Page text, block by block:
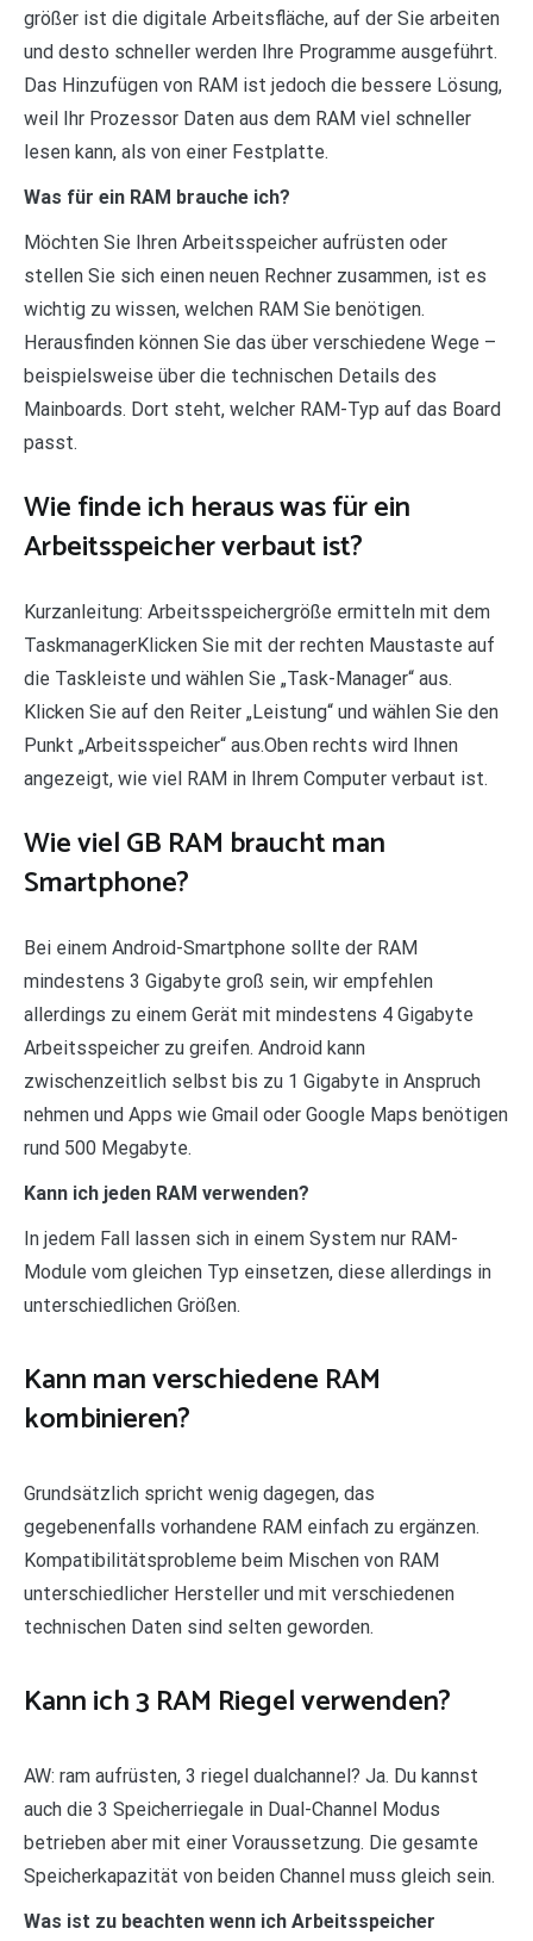
größer ist die digitale Arbeitsfläche, auf der Sie arbeiten
und desto schneller werden Ihre Programme ausgeführt.
Das Hinzufügen von RAM ist jedoch die bessere Lösung,
weil Ihr Prozessor Daten aus dem RAM viel schneller
lesen kann, als von einer Festplatte.
Was für ein RAM brauche ich?
Möchten Sie Ihren Arbeitsspeicher aufrüsten oder
stellen Sie sich einen neuen Rechner zusammen, ist es
wichtig zu wissen, welchen RAM Sie benötigen.
Herausfinden können Sie das über verschiedene Wege –
beispielsweise über die technischen Details des
Mainboards. Dort steht, welcher RAM-Typ auf das Board
passt.
Wie finde ich heraus was für ein
Arbeitsspeicher verbaut ist?
Kurzanleitung: Arbeitsspeichergröße ermitteln mit dem
TaskmanagerKlicken Sie mit der rechten Maustaste auf
die Taskleiste und wählen Sie „Task-Manager“ aus.
Klicken Sie auf den Reiter „Leistung“ und wählen Sie den
Punkt „Arbeitsspeicher“ aus.Oben rechts wird Ihnen
angezeigt, wie viel RAM in Ihrem Computer verbaut ist.
Wie viel GB RAM braucht man
Smartphone?
Bei einem Android-Smartphone sollte der RAM
mindestens 3 Gigabyte groß sein, wir empfehlen
allerdings zu einem Gerät mit mindestens 4 Gigabyte
Arbeitsspeicher zu greifen. Android kann
zwischenzeitlich selbst bis zu 1 Gigabyte in Anspruch
nehmen und Apps wie Gmail oder Google Maps benötigen
rund 500 Megabyte.
Kann ich jeden RAM verwenden?
In jedem Fall lassen sich in einem System nur RAM-
Module vom gleichen Typ einsetzen, diese allerdings in
unterschiedlichen Größen.
Kann man verschiedene RAM
kombinieren?
Grundsätzlich spricht wenig dagegen, das
gegebenenfalls vorhandene RAM einfach zu ergänzen.
Kompatibilitätsprobleme beim Mischen von RAM
unterschiedlicher Hersteller und mit verschiedenen
technischen Daten sind selten geworden.
Kann ich 3 RAM Riegel verwenden?
AW: ram aufrüsten, 3 riegel dualchannel? Ja. Du kannst
auch die 3 Speicherriegale in Dual-Channel Modus
betrieben aber mit einer Voraussetzung. Die gesamte
Speicherkapazität von beiden Channel muss gleich sein.
Was ist zu beachten wenn ich Arbeitsspeicher